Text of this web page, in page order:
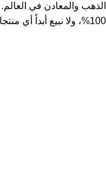
الذهب والمعادن في
100%، ولا نبيع أبداً أي منتجات مقلدة أو مزيفة أو رديئة الجودة.